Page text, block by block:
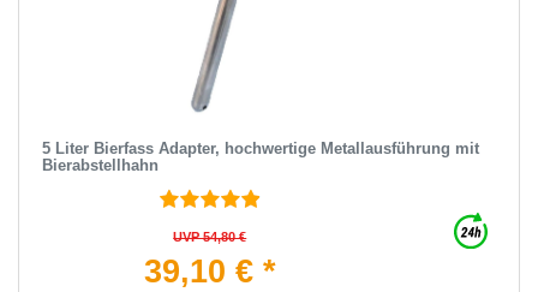
5 Liter Bierfass Adapter, hochwertige Metallausführung mit
Bierabstellhahn
UVP 54,80 €
39,10 € *